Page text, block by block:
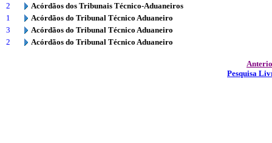
2
Acórdãos dos Tribunais Técnico-Aduaneiros
1
Acórdãos do Tribunal Técnico Aduaneiro
3
Acórdãos do Tribunal Técnico Aduaneiro
2
Acórdãos do Tribunal Técnico Aduaneiro
Pesquisa